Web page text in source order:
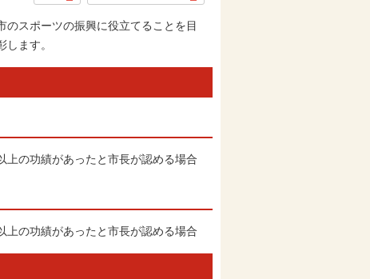
スポーツの振興に役立てることを目
ます。
の功績があったと市長が認める場合
の功績があったと市長が認める場合